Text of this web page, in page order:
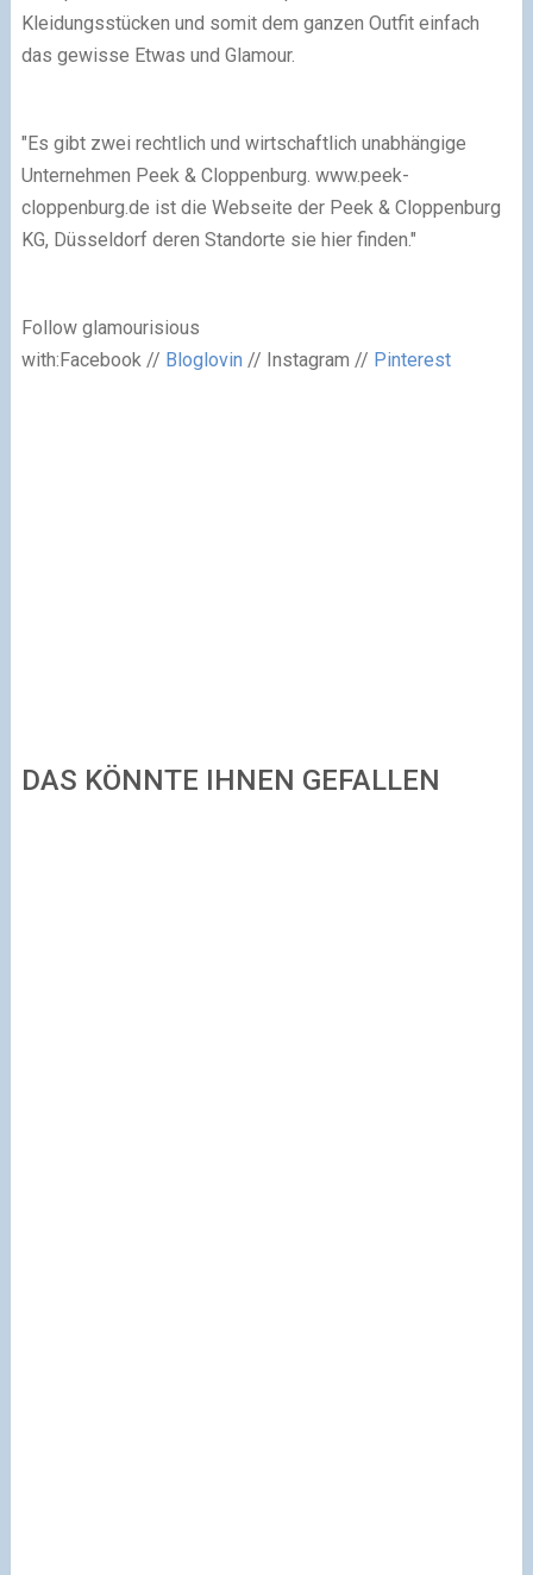
Kleidungsstücken und somit dem ganzen Outfit einfach
das gewisse Etwas und Glamour.
"Es gibt zwei rechtlich und wirtschaftlich unabhängige
Unternehmen Peek & Cloppenburg. www.peek-
cloppenburg.de ist die Webseite der Peek & Cloppenburg
KG, Düsseldorf deren Standorte sie hier finden."
Follow glamourisious
with:Facebook // Bloglovin // Instagram // Pinterest
DAS KÖNNTE IHNEN GEFALLEN